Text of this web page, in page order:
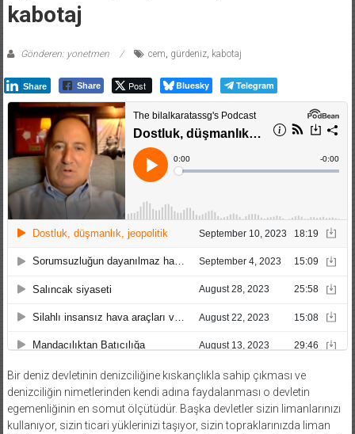
kabotaj
Gönderen: yonetmen cem gürdeniz, kabotaj
Share Share Post Bluesky Telegram
Bir deniz devletinin denizciliğine kıskançlıkla sahip çıkması ve
denizciliğin nimetlerinden kendi adına faydalanması o devletin
egemenliğinin en somut ölçütüdür. Başka devletler sizin limanlarınızı
kullanıyor, sizin ticari yüklerinizi taşıyor, sizin topraklarınızda liman